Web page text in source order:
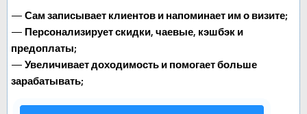
— Сам записывает клиентов и напоминает им о визите;
— Персонализирует скидки, чаевые, кэшбэк и
предоплаты;
— Увеличивает доходимость и помогает больше
зарабатывать;